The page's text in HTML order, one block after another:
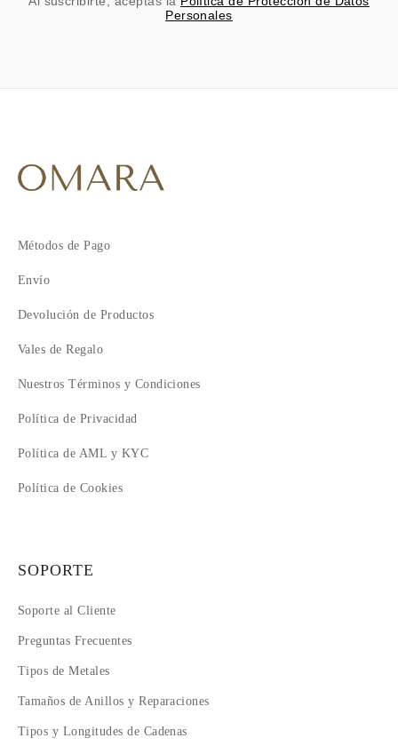
Personales
Métodos de Pago
Envío
Devolución de Productos
Vales de Regalo
Nuestros Términos y Condiciones
Política de Privacidad
Política de AML y KYC
Política de Cookies
SOPORTE
Soporte al Cliente
Preguntas Frecuentes
Tipos de Metales
Tamaños de Anillos y Reparaciones
Tipos y Longitudes de Cadenas